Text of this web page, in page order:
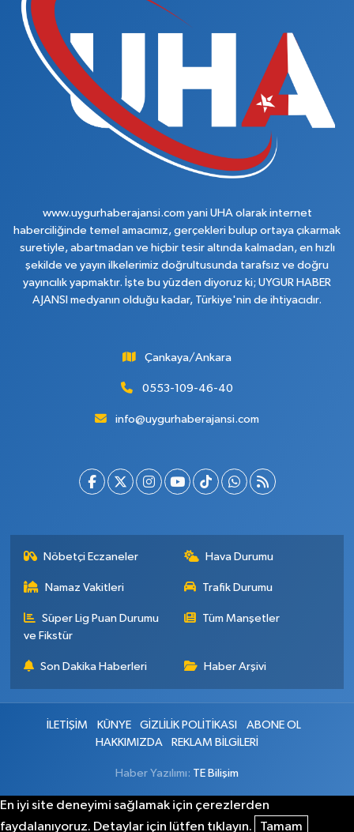
www.uygurhaberajansi.com yani UHA olarak internet
haberciliğinde temel amacımız, gerçekleri bulup ortaya çıkarmak
suretiyle, abartmadan ve hiçbir tesir altında kalmadan, en hızlı
şekilde ve yayın ilkelerimiz doğrultusunda tarafsız ve doğru
yayıncılık yapmaktır. İşte bu yüzden diyoruz ki; UYGUR HABER
AJANSI medyanın olduğu kadar, Türkiye'nin de ihtiyacıdır.
Çankaya/Ankara
0553-109-46-40
info@uygurhaberajansi.com
Nöbetçi Eczaneler Hava Durumu
Namaz Vakitleri Trafik Durumu
Süper Lig Puan Durumu
ve Fikstür
Tüm Manşetler
Son Dakika Haberleri Haber Arşivi
İLETİŞİM KÜNYE GİZLİLİK POLİTİKASI
ABONE OL
HAKKIMIZDA
REKLAM BİLGİLERİ
Haber Yazılımı: TE Bilişim
En iyi site deneyimi sağlamak için çerezlerden
faydalanıyoruz. Detaylar için lütfen tıklayın.
Tamam